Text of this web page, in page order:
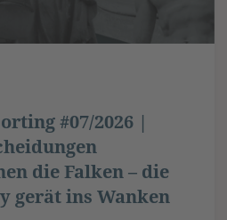
#07/2026 |
die Falken – die
gerät ins Wanken